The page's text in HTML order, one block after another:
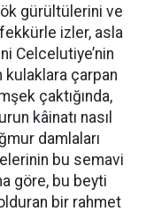
gürültülerini ve
izler, asla
Celcelutiye’nin
kulaklara çarpan
çaktığında,
kâinatı nasıl
damlaları
bu semavi
göre, bu beyti
bir rahmet